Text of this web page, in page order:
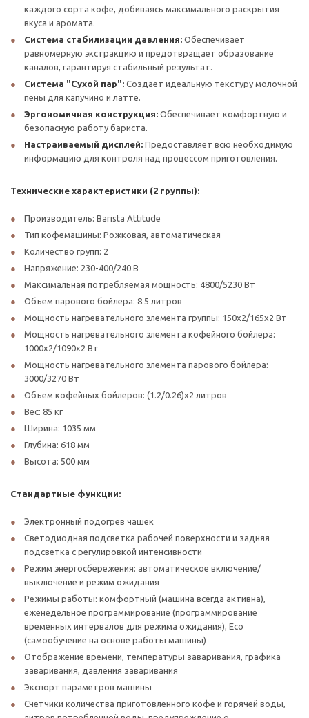
каждого сорта кофе, добиваясь максимального раскрытия
вкуса и аромата.
Система стабилизации давления: Обеспечивает
равномерную экстракцию и предотвращает образование
каналов, гарантируя стабильный результат.
Система "Сухой пар": Создает идеальную текстуру молочной
пены для капучино и латте.
Эргономичная конструкция: Обеспечивает комфортную и
безопасную работу бариста.
Настраиваемый дисплей: Предоставляет всю необходимую
информацию для контроля над процессом приготовления.
Технические характеристики (2 группы):
Производитель: Barista Attitude
Тип кофемашины: Рожковая, автоматическая
Количество групп: 2
Напряжение: 230-400/240 В
Максимальная потребляемая мощность: 4800/5230 Вт
Объем парового бойлера: 8.5 литров
Мощность нагревательного элемента группы: 150x2/165x2 Вт
Мощность нагревательного элемента кофейного бойлера:
1000x2/1090x2 Вт
Мощность нагревательного элемента парового бойлера:
3000/3270 Вт
Объем кофейных бойлеров: (1.2/0.26)x2 литров
Вес: 85 кг
Ширина: 1035 мм
Глубина: 618 мм
Высота: 500 мм
Стандартные функции:
Электронный подогрев чашек
Светодиодная подсветка рабочей поверхности и задняя
подсветка с регулировкой интенсивности
Режим энергосбережения: автоматическое включение/
выключение и режим ожидания
Режимы работы: комфортный (машина всегда активна),
еженедельное программирование (программирование
временных интервалов для режима ожидания), Eco
(самообучение на основе работы машины)
Отображение времени, температуры заваривания, графика
заваривания, давления заваривания
Экспорт параметров машины
Счетчики количества приготовленного кофе и горячей воды,